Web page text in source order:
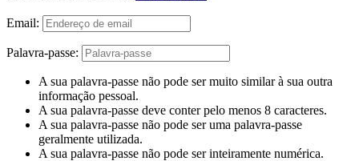
Email:
Palavra-passe:
A sua palavra-passe não pode ser muito similar à sua outra
informação pessoal.
A sua palavra-passe deve conter pelo menos 8 caracteres.
A sua palavra-passe não pode ser uma palavra-passe
geralmente utilizada.
A sua palavra-passe não pode ser inteiramente numérica.